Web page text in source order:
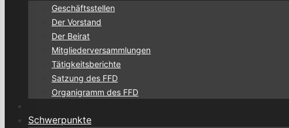
Geschäftsstellen
Der Vorstand
Der Beirat
Mitgliederversammlungen
Tätigkeitsberichte
Satzung des FFD
Organigramm des FFD
Schwerpunkte